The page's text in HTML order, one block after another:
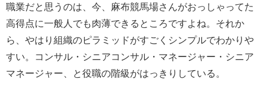
職業だと思うのは、今、麻布競馬場さんがおっしゃってた
高得点に一般人でも肉薄できるところですよね。それか
ら、やはり組織のピラミッドがすごくシンプルでわかりや
すい。コンサル・シニアコンサル・マネージャー・シニア
マネージャー、と役職の階級がはっきりしている。